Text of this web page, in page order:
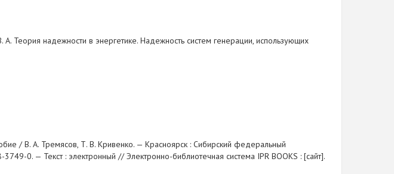
А. Теория надежности в энергетике. Надежность систем генерации, использующих
/ В. А. Тремясов, Т. В. Кривенко. — Красноярск : Сибирский федеральный
0. — Текст : электронный // Электронно-библиотечная система IPR BOOKS : [сайт].